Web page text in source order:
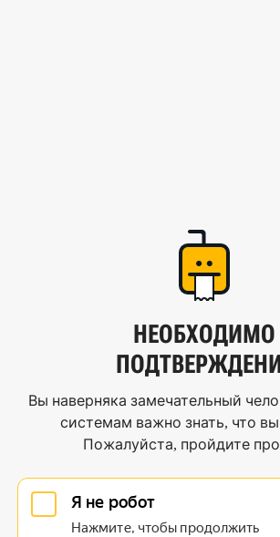
НЕОБХОДИМО
Вы наверняка замечательный
системам важно знать, что
Пожалуйста, пройдите